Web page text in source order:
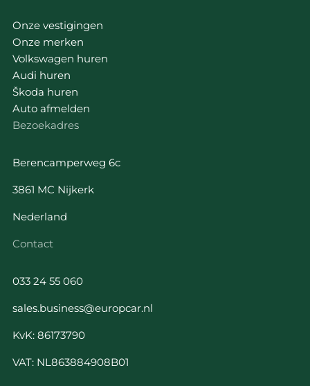
Onze vestigingen
Onze merken
Volkswagen huren
Audi huren
Škoda huren
Auto afmelden
Bezoekadres
Berencamperweg 6c
3861 MC Nijkerk
Nederland
Contact
033 24 55 060
sales.business@europcar.nl
KvK: 86173790
VAT: NL863884908B01